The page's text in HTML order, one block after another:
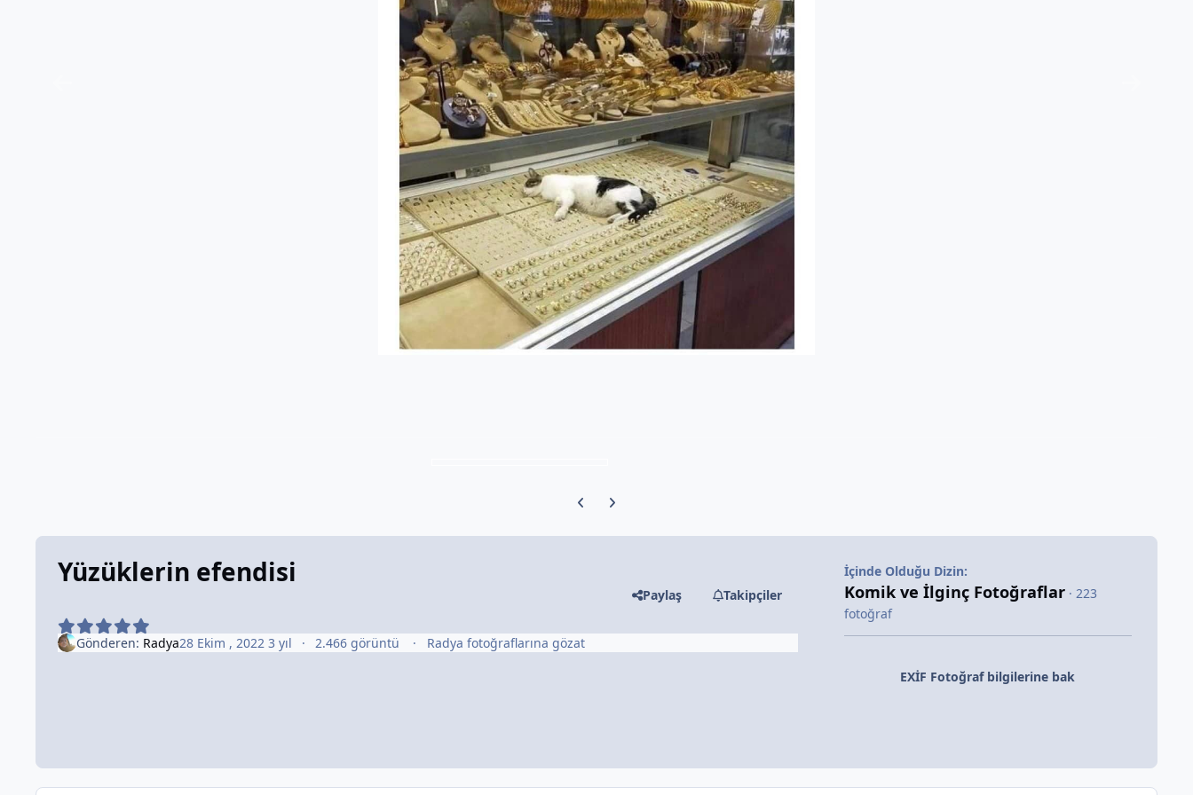
Previous carousel slide
Next carousel slide
Yüzüklerin efendisi
Paylaş Takipçiler
Gönderen: Radya28 Ekim , 2022 3 yıl 2.466 görüntü Radya fotoğraflarına gözat
İçinde Olduğu Dizin:
Komik ve İlginç Fotoğraflar · 223
fotoğraf
EXİF Fotoğraf bilgilerine bak